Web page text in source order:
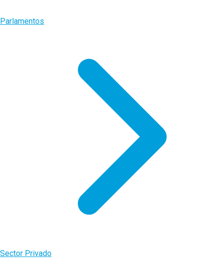
Parlamentos
Sector Privado